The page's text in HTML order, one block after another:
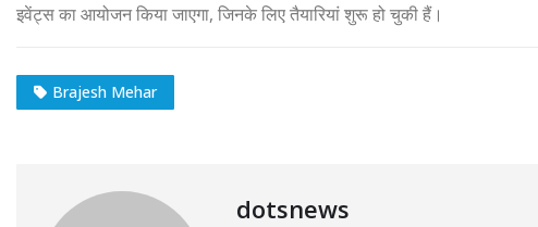
इवेंट्स का आयोजन किया जाएगा, जिनके लिए तैयारियां शुरू हो चुकी हैं।
Brajesh Mehar
dotsnews